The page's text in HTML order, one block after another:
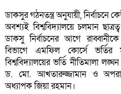
ডাকসুর গঠনতন্ত্র অনুযায়ী, নির্বাচনে
অবশ্যই বিশ্ববিদ্যালয়ে চলমান
ডাকসু নির্বাচনের আগে রাব্বানীকে
বিভাগে এমফিল কোর্সে ভর্তির
বিশ্ববিদ্যালয়ের ভর্তি নীতিমালা
ড. মো. আখতারুজ্জামান ও অপরাধ
অধ্যাপক জিয়া রহমান।